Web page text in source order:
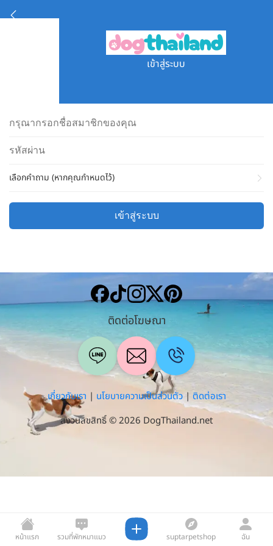
เข้าสู่ระบบ
เลือกคำถาม (หากคุณกำหนดไว้)
เข้าสู่ระบบ
หน้าแรก
รวมที่พักหมาแมว
suptarpetshop ฉัน
ติดต่อโฆษณา
เกี่ยวกับเรา | นโยบายความเป็นส่วนตัว| ติดต่อเรา
สงวนลิขสิทธิ์ © 2026 DogThailand.net